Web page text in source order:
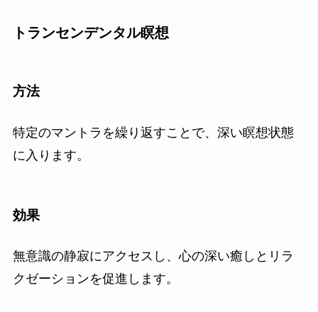
トランセンデンタル瞑想
方法
特定のマントラを繰り返すことで、深い瞑想状態
に入ります。
効果
無意識の静寂にアクセスし、心の深い癒しとリラ
クゼーションを促進します。